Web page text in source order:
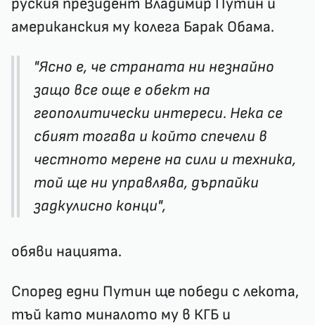
американския му колега Барак Обама.
"Ясно е, че страната ни незнайно
защо все още е обект на
геополитически интереси. Нека се
сбият тогава и който спечели в
честното мерене на сили и техника,
той ще ни управлява, дърпайки
задкулисно конци",
обяви нацията.
Според едни Путин ще победи с лекота,
тъй като миналото му в КГБ и